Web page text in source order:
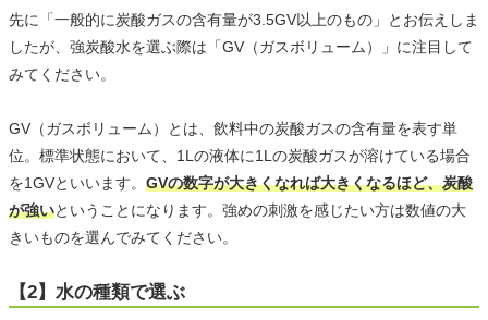
先に「一般的に炭酸ガスの含有量が3.5GV以上のもの」とお伝えしま
したが、強炭酸水を選ぶ際は「GV（ガスボリューム）」に注目して
みてください。
GV（ガスボリューム）とは、飲料中の炭酸ガスの含有量を表す単
位。標準状態において、1Lの液体に1Lの炭酸ガスが溶けている場合
を1GVといいます。 GVの数字が大きくなれば大きくなるほど、炭酸
が強いということになります。強めの刺激を感じたい方は数値の大
きいものを選んでみてください。
【2】水の種類で選ぶ